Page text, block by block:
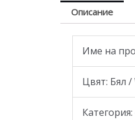
Описание
Име на
Цвят: Бял